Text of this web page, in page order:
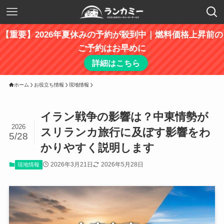
【重要】2026年夏休みの予約が殺到中｜燃料価格上昇前の
ご予約はお早めに
詳細はこちら
ホーム お役立ち情報 現地情報
イラン戦争の影響は？中東情勢が
スリランカ旅行に及ぼす影響をわ
かりやすく説明します
2026
5/28
現地情報 2026年3月21日 2026年5月28日